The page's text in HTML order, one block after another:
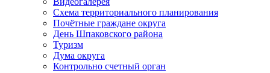
Схема территориального планирования
Почётные граждане округа
День Шпаковского района
Туризм
Дума округа
Контрольно счетный орган